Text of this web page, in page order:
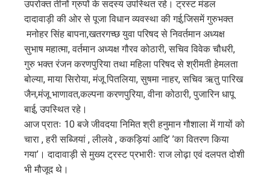
उपरोक्त तीनों ग्रुपों के सदस्य उपस्थित रहे। ट्रस्ट मंडल
दादावाड़ी की ओर से पूजा विधान व्यवस्था की गई,जिसमें गुरुभक्त
मनोहर सिंह बापना,खतरगच्छ युवा परिषद से निवर्तमान अध्यक्ष
सुभाष महात्मा, वर्तमान अध्यक्ष गौरव कोठारी, सचिव विवेक चौधरी,
गुरु भक्त रंजन करणपुरिया तथा महिला परिषद से श्रीमती हेमलता
बोल्या, माया सिरोया, मंजू पितलिया, सुषमा नाहर, सचिव ऋतु पारिख
जैन,मंजू भाणावत,कल्पना करणपुरिया, वीना कोठारी, पुजारिन धापू
बाई, उपस्थित रहे।
आज प्रातः 10 बजे जीवदया निमित श्री हनुमान गौशाला में गायों को
चारा , हरी सब्जियां , लीलवे , ककड़ियां आदि’ ’का वितरण किया
गया’। दादावाड़ी से मुख्य ट्रस्ट प्रभारीः राज लोढ़ा एवं दलपत दोशी
भी मौजूद थे।